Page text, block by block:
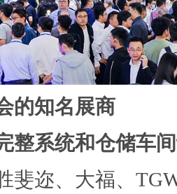
的知名展商
整系统和仓储车
斐迩、大福、